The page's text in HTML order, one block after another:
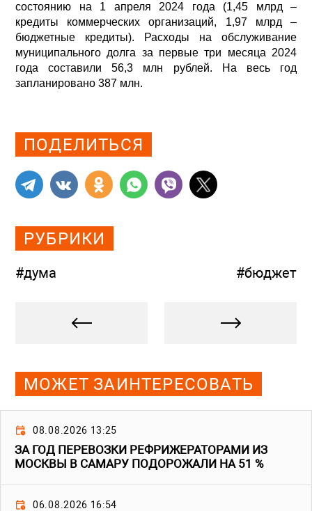
состоянию на 1 апреля 2024 года (1,45 млрд –
кредиты коммерческих организаций, 1,97 млрд –
бюджетные кредиты). Расходы на обслуживание
муниципального долга за первые три месяца 2024
года составили 56,3 млн рублей. На весь год
запланировано 387 млн.
ПОДЕЛИТЬСЯ
РУБРИКИ
#дума #бюджет
МОЖЕТ ЗАИНТЕРЕСОВАТЬ
08.08.2026 13:25
ЗА ГОД ПЕРЕВОЗКИ РЕФРИЖЕРАТОРАМИ ИЗ
МОСКВЫ В САМАРУ ПОДОРОЖАЛИ НА 51 %
06.08.2026 16:54